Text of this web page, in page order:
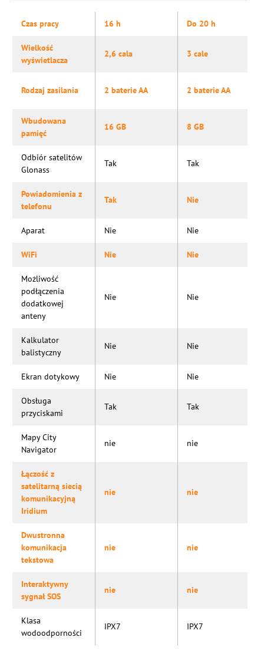
Czas pracy 16 h Do 20 h
Wielkość
wyświetlacza
2,6 cala 3 cale
Rodzaj zasilania 2 baterie AA 2 baterie AA
Wbudowana
pamięć
16 GB 8 GB
Odbiór satelitów
Glonass
Tak Tak
Powiadomienia z
telefonu
Tak Nie
Aparat Nie Nie
WiFi Nie Nie
Możliwość
podłączenia
dodatkowej
anteny
Nie Nie
Kalkulator
balistyczny
Nie Nie
Ekran dotykowy Nie Nie
Obsługa
przyciskami
Tak Tak
Mapy City
Navigator
nie nie
Łączość z
satelitarną siecią
komunikacyjną
Iridium
nie nie
Dwustronna
komunikacja
tekstowa
nie nie
Interaktywny
sygnał SOS
nie nie
Klasa
wodoodporności
IPX7 IPX7